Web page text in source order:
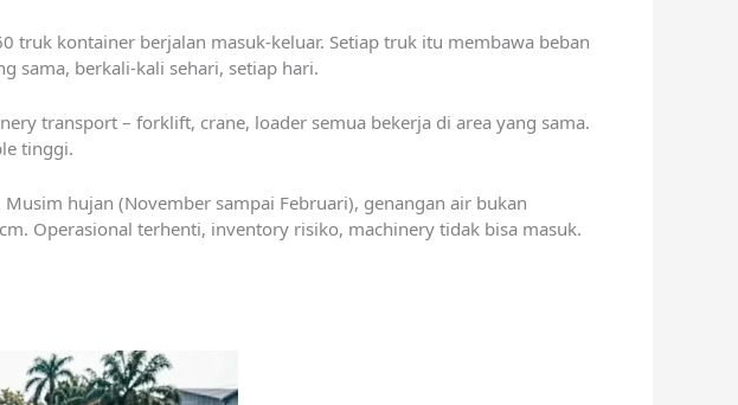
truk kontainer berjalan masuk-keluar. Setiap truk itu membawa beban
sama, berkali-kali sehari, setiap hari.
transport – forklift, crane, loader semua bekerja di area yang sama.
tinggi.
hujan (November sampai Februari), genangan air bukan
Operasional terhenti, inventory risiko, machinery tidak bisa masuk.